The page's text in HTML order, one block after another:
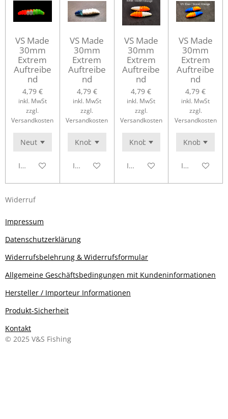
VS Made
30mm
Extrem
Auftreibe
nd
4,79 €
inkl. MwSt
zzgl.
Versandkosten
In den Warenkorb
VS Made
30mm
Extrem
Auftreibe
nd
4,79 €
inkl. MwSt
zzgl.
Versandkosten
In den Warenkorb
VS Made
30mm
Extrem
Auftreibe
nd
4,79 €
inkl. MwSt
zzgl.
Versandkosten
In den Warenkorb
VS Made
30mm
Extrem
Auftreibe
nd
4,79 €
inkl. MwSt
zzgl.
Versandkosten
In den
Widerruf
Impressum
Datenschutzerklärung
Widerrufsbelehrung & Widerrufsformular
Allgemeine Geschäftsbedingungen mit Kundeninformationen
Hersteller / Importeur Informationen
Produkt-Sicherheit
Kontakt
© 2025 V&S Fishing